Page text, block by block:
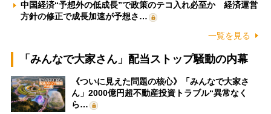
中国経済“予想外の低成長”で政策のテコ入れ必至か 経済運営
方針の修正で成長加速が予想さ…
一覧を見る
「みんなで大家さん」配当ストップ騒動の内幕
《ついに見えた問題の核心》「みんなで大家さ
ん」2000億円超不動産投資トラブル“異常なく
ら…